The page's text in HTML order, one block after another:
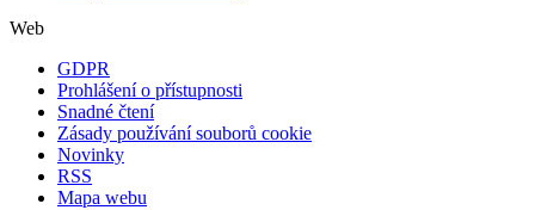
Web
GDPR
Prohlášení o přístupnosti
Snadné čtení
Zásady používání souborů cookie
Novinky
RSS
Mapa webu